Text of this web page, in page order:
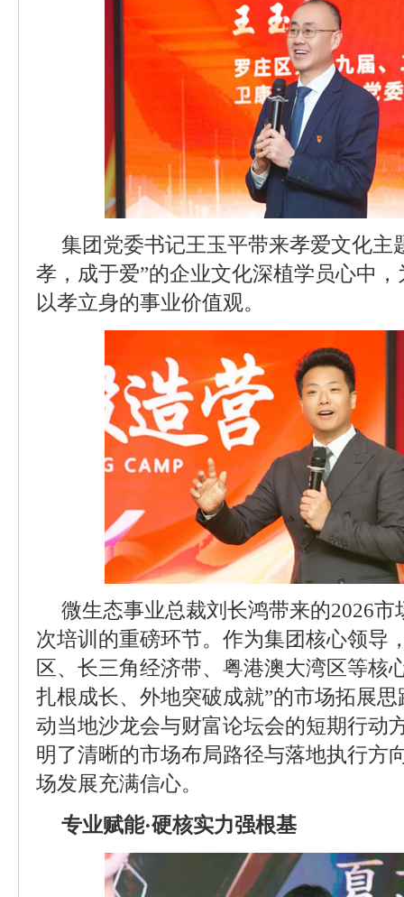
集团党委书记王玉平带来孝爱文化主
孝，成于爱”的企业文化深植学员心中
以孝立身的事业价值观。
微生态事业总裁刘长鸿带来的2026
次培训的重磅环节。作为集团核心领导
区、长三角经济带、粤港澳大湾区等核
扎根成长、外地突破成就”的市场拓展
动当地沙龙会与财富论坛会的短期行动
明了清晰的市场布局路径与落地执行方
场发展充满信心。
专业赋能·硬核实力强根基